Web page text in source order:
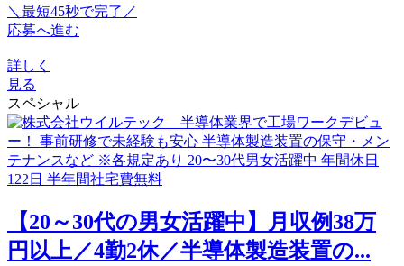
＼最短45秒で完了／
応募へ進む
詳しく
見る
スペシャル
【20～30代の男女活躍中】月収例38万
円以上／4勤2休／半導体製造装置の...